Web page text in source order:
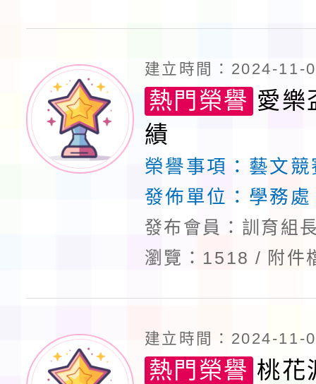
建立時間：2024-11-
熱門榮譽 愛樂
績
榮譽事項： 藝文競
發佈單位： 學務處
發布會員：訓育組
瀏覽：1518
附件
建立時間：2024-11-
熱門榮譽 桃花